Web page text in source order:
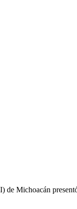
de Michoacán